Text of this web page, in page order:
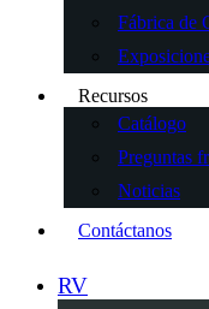
Fábrica de
Recursos
Catálogo
Preguntas
Noticias
Contáctanos
RV